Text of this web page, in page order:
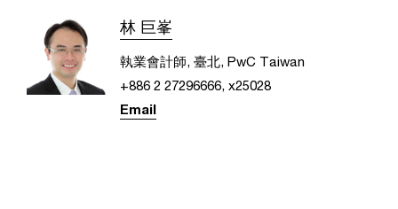
林 巨峯
執業會計師, 臺北, PwC Taiwan
+886 2 27296666, x25028
Email